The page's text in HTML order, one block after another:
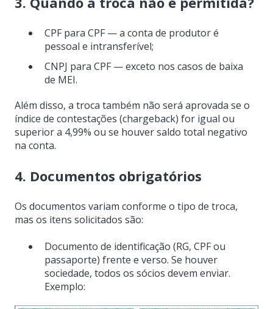
CPF para CPF — a conta de produtor é
pessoal e intransferível;
CNPJ para CPF — exceto nos casos de baixa
de MEI.
Além disso, a troca também não será aprovada se o
índice de contestações (chargeback) for igual ou
superior a 4,99% ou se houver saldo total negativo
na conta.
4. Documentos obrigatórios
Os documentos variam conforme o tipo de troca,
mas os itens solicitados são:
Documento de identificação (RG, CPF ou
passaporte) frente e verso. Se houver
sociedade, todos os sócios devem enviar.
Exemplo: